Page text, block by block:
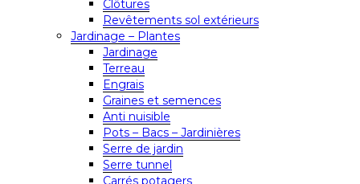
Clôtures
Revêtements sol extérieurs
Jardinage – Plantes
Jardinage
Terreau
Engrais
Graines et semences
Anti nuisible
Pots – Bacs – Jardinières
Serre de jardin
Serre tunnel
Carrés potagers